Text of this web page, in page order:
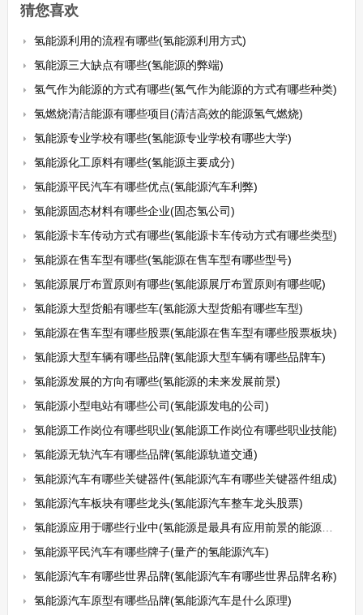
猜您喜欢
氢能源利用的流程有哪些(氢能源利用方式)
氢能源三大缺点有哪些(氢能源的弊端)
氢气作为能源的方式有哪些(氢气作为能源的方式有哪些种类)
氢燃烧清洁能源有哪些项目(清洁高效的能源氢气燃烧)
氢能源专业学校有哪些(氢能源专业学校有哪些大学)
氢能源化工原料有哪些(氢能源主要成分)
氢能源平民汽车有哪些优点(氢能源汽车利弊)
氢能源固态材料有哪些企业(固态氢公司)
氢能源卡车传动方式有哪些(氢能源卡车传动方式有哪些类型)
氢能源在售车型有哪些(氢能源在售车型有哪些型号)
氢能源展厅布置原则有哪些(氢能源展厅布置原则有哪些呢)
氢能源大型货船有哪些车(氢能源大型货船有哪些车型)
氢能源在售车型有哪些股票(氢能源在售车型有哪些股票板块)
氢能源大型车辆有哪些品牌(氢能源大型车辆有哪些品牌车)
氢能源发展的方向有哪些(氢能源的未来发展前景)
氢能源小型电站有哪些公司(氢能源发电的公司)
氢能源工作岗位有哪些职业(氢能源工作岗位有哪些职业技能)
氢能源无轨汽车有哪些品牌(氢能源轨道交通)
氢能源汽车有哪些关键器件(氢能源汽车有哪些关键器件组成)
氢能源汽车板块有哪些龙头(氢能源汽车整车龙头股票)
氢能源应用于哪些行业中(氢能源是最具有应用前景的能源之一)
氢能源平民汽车有哪些牌子(量产的氢能源汽车)
氢能源汽车有哪些世界品牌(氢能源汽车有哪些世界品牌名称)
氢能源汽车原型有哪些品牌(氢能源汽车是什么原理)